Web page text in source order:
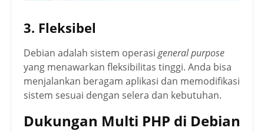
3. Fleksibel
Debian adalah sistem operasi general purpose
yang menawarkan fleksibilitas tinggi. Anda bisa
menjalankan beragam aplikasi dan memodifikasi
sistem sesuai dengan selera dan kebutuhan.
Dukungan Multi PHP di Debian